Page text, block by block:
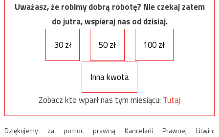
Uważasz, że robimy dobrą robotę? Nie czekaj zatem
do jutra, wspieraj nas od dzisiaj.
30 zł
50 zł 100 zł
Inna kwota
Zobacz kto wparł nas tym miesiącu: Tutaj
Dziękujemy za pomoc prawną Kancelarii Prawnej Litwin: